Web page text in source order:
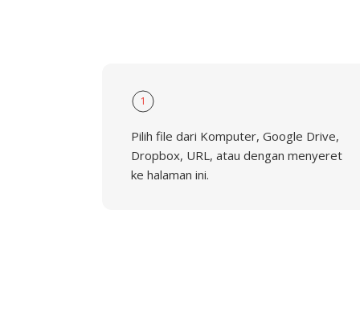
1
Pilih file dari Komputer, Google Drive,
Dropbox, URL, atau dengan menyeret
ke halaman ini.